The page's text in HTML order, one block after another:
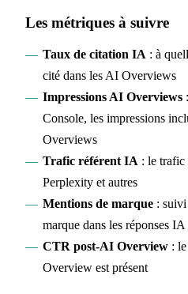
Les métriques à suivre
Taux de citation IA: à
cité dans les AI Overviews
Impressions AI Overviews:
Console, les impressions
Overviews
Trafic référent IA: le trafic
Perplexity et autres
Mentions de marque: suivi
marque dans les réponses IA
CTR post-AI Overview: le
Overview est présent